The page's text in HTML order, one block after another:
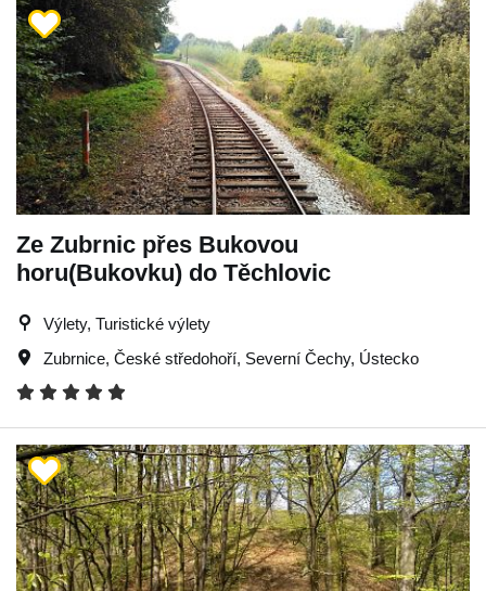
Ze Zubrnic přes Bukovou
horu(Bukovku) do Těchlovic
Výlety, Turistické výlety
Zubrnice, České středohoří, Severní Čechy, Ústecko